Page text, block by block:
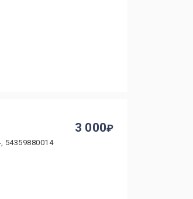
54359880014
3 000